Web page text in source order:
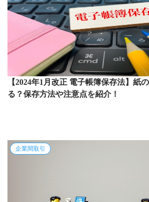
【2024年1月改正 電子帳簿保存法】紙
る？保存方法や注意点を紹介！
企業間取引